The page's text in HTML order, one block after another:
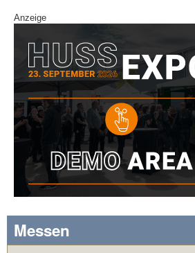
Anzeige
Messen